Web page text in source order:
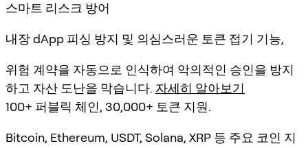
스마트 리스크 방어
내장 dApp 피싱 방지 및 의심스러운 토큰 접기 기능,
위험 계약을 자동으로 인식하여 악의적인 승인을 방지
하고 자산 도난을 막습니다. 자세히 알아보기
100+ 퍼블릭 체인, 30,000+ 토큰 지원.
Bitcoin, Ethereum, USDT, Solana, XRP 등 주요 코인 지